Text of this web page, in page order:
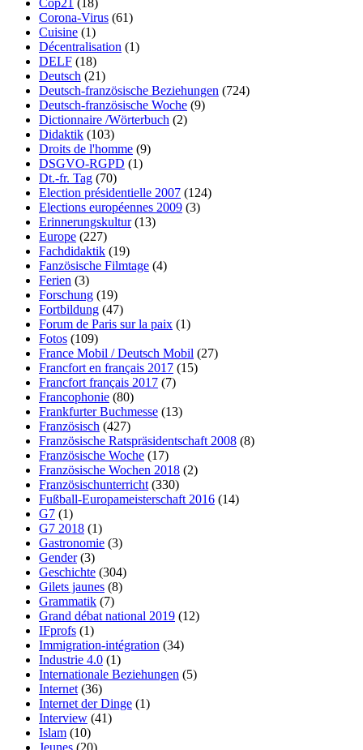
Cop21 (18)
Corona-Virus (61)
Cuisine (1)
Décentralisation (1)
DELF (18)
Deutsch (21)
Deutsch-französische Beziehungen (724)
Deutsch-französische Woche (9)
Dictionnaire /Wörterbuch (2)
Didaktik (103)
Droits de l'homme (9)
DSGVO-RGPD (1)
Dt.-fr. Tag (70)
Election présidentielle 2007 (124)
Elections européennes 2009 (3)
Erinnerungskultur(13)
Europe (227)
Fachdidaktik (19)
Fanzösische Filmtage (4)
Ferien (3)
Forschung (19)
Fortbildung (47)
Forum de Paris sur la paix (1)
Fotos (109)
France Mobil / Deutsch Mobil (27)
Francfort en français 2017 (15)
Francfort français 2017 (7)
Francophonie (80)
Frankfurter Buchmesse (13)
Französisch (427)
Französische Ratspräsidentschaft 2008 (8)
Französische Woche (17)
Französische Wochen 2018 (2)
Französischunterricht (330)
Fußball-Europameisterschaft 2016 (14)
G7 (1)
G7 2018 (1)
Gastronomie (3)
Gender(3)
Geschichte (304)
Gilets jaunes (8)
Grammatik (7)
Grand débat national 2019 (12)
IFprofs (1)
Immigration-intégration (34)
Industrie 4.0 (1)
Internationale Beziehungen (5)
Internet (36)
Internet der Dinge (1)
Interview (41)
Islam (10)